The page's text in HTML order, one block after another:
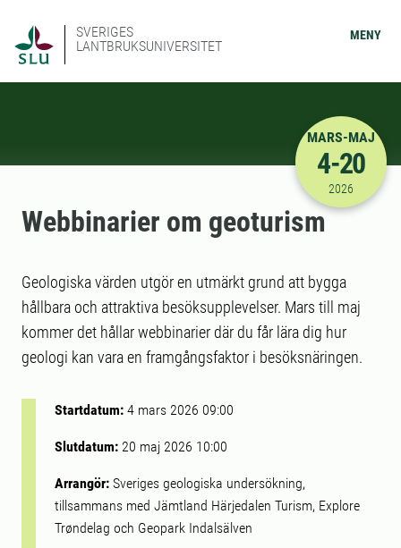
SVERIGES
LANTBRUKSUNIVERSITET
MENY
2026-03-
MARS-MAJ
4-20
2026
Webbinarier om geoturism
Geologiska värden utgör en utmärkt grund att bygga
hållbara och attraktiva besöksupplevelser. Mars till maj
kommer det hållar webbinarier där du får lära dig hur
geologi kan vara en framgångsfaktor i besöksnäringen.
Startdatum: 4 mars 2026 09:00
Slutdatum: 20 maj 2026 10:00
Arrangör: Sveriges geologiska undersökning,
tillsammans med Jämtland Härjedalen Turism, Explore
Trøndelag och Geopark Indalsälven